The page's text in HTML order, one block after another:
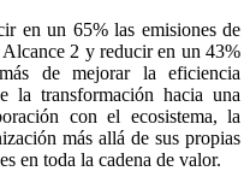
en un 65% las emisiones de
2 y reducir en un 43%
de mejorar la eficiencia
la transformación hacia una
con el ecosistema, la
más allá de sus propias
en toda la cadena de valor.